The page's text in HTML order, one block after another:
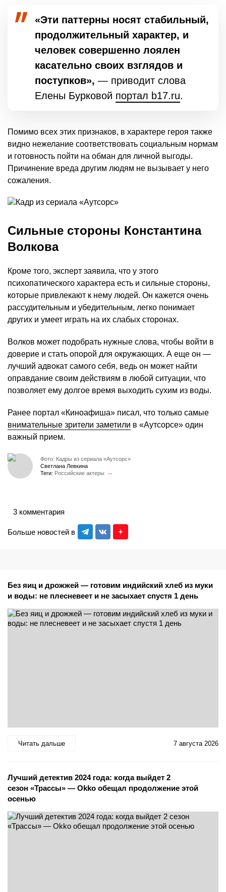
«Эти паттерны носят стабильный,
продолжительный характер, и
человек совершенно лоялен
касательно своих взглядов и
поступков», — приводит слова
Елены Бурковой портал b17.ru.
Помимо всех этих признаков, в характере героя также
видно нежелание соответствовать социальным нормам
и готовность пойти на обман для личной выгоды.
Причинение вреда другим людям не вызывает у него
сожаления.
Сильные стороны Константина
Волкова
Кроме того, эксперт заявила, что у этого
психопатического характера есть и сильные стороны,
которые привлекают к нему людей. Он кажется очень
рассудительным и убедительным, легко понимает
других и умеет играть на их слабых сторонах.
Волков может подобрать нужные слова, чтобы войти в
доверие и стать опорой для окружающих. А еще он —
лучший адвокат самого себя, ведь он может найти
оправдание своим действиям в любой ситуации, что
позволяет ему долгое время выходить сухим из воды.
Ранее портал «Киноафиша» писал, что только самые
внимательные зрители заметили в «Аутсорсе» один
важный прием.
Фото: Кадры из сериала «Аутсорс»
Светлана Левкина
Теги: Российские актеры
Больше новостей в
3 комментария
Без яиц и дрожжей — готовим индийский хлеб из муки
и воды: не плесневеет и не засыхает спустя 1 день
Читать дальше 7 августа 2026
Лучший детектив 2024 года: когда выйдет 2
сезон «Трассы» — Okko обещал продолжение этой
осенью